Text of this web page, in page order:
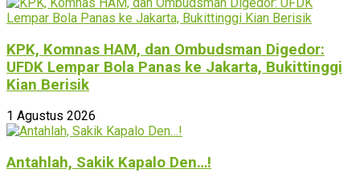
KPK, Komnas HAM, dan Ombudsman Digedor:
UFDK Lempar Bola Panas ke Jakarta, Bukittinggi
Kian Berisik
1 Agustus 2026
Antahlah, Sakik Kapalo Den…!